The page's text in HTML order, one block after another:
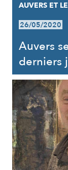
AUVERS ET
26/05/2020
Auvers
derniers